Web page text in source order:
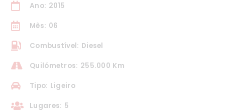
Ano: 2015
Mês: 06
Combustível: Diesel
Quilómetros: 255.000 Km
Tipo: Ligeiro
Lugares: 5